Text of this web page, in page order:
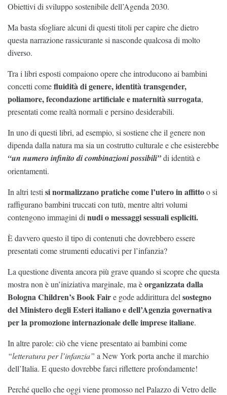
Obiettivi di sviluppo sostenibile dell’Agenda 2030.
Ma basta sfogliare alcuni di questi titoli per capire che dietro
questa narrazione rassicurante si nasconde qualcosa di molto
diverso.
Tra i libri esposti compaiono opere che introducono ai bambini
concetti comefluidità di genere, identità transgender,
poliamore, fecondazione artificiale e maternità surrogata,
presentati come realtà normali e persino desiderabili.
In uno di questi libri, ad esempio, si sostiene che il genere non
dipenda dalla natura ma sia un costrutto culturale e che esisterebbe
“un numero infinito di combinazioni possibili”di identità e
orientamenti.
In altri testi si normalizzano pratiche come l’utero in affittoo si
raffigurano bambini truccati con tutù, mentre altri volumi
contengono immagini di nudi o messaggi sessuali espliciti.
È davvero questo il tipo di contenuti che dovrebbero essere
presentati come strumenti educativi per l’infanzia?
La questione diventa ancora più grave quando si scopre che questa
mostra non è un’iniziativa marginale, ma èorganizzata dalla
Bologna Children’s Book Faire gode addirittura del sostegno
del Ministero degli Esteri italiano e dell’Agenzia governativa
per la promozione internazionale delle imprese italiane.
In altre parole: ciò che viene presentato ai bambini come
“letteratura per l’infanzia” a New York porta anche il marchio
dell’Italia. E questo dovrebbe farci riflettere profondamente!
Perché quello che oggi viene promosso nel Palazzo di Vetro delle